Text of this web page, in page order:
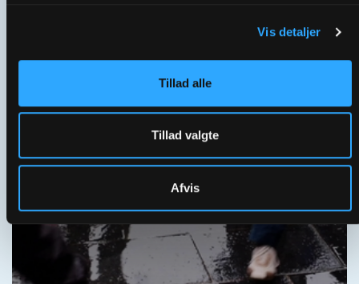
Vis detaljer
Tillad alle
Tillad valgte
Afvis
Himmelske Dage | U2 Gudstjeneste TEMA